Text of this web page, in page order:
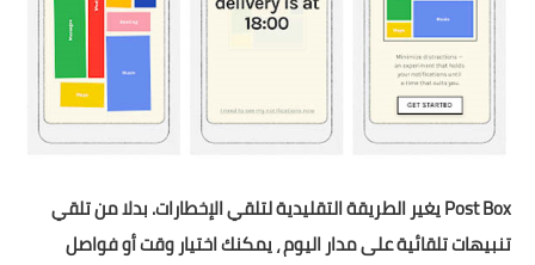
Post Box يغير الطر
يقة التقليدية لتلقي الإخطارات. بدلا من تلقي
تنبيهات تلقائية على مدار اليوم ، يمكنك اختيار وقت أو فواصل